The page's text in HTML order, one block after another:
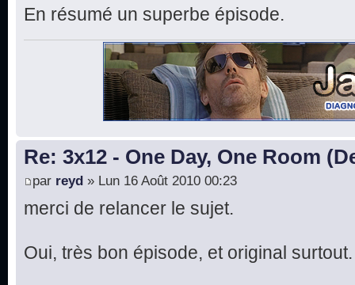
En résumé un superbe épisode.
Re: 3x12 - One Day, One Room
par reyd » Lun 16 Août 2010 00:23
merci de relancer le sujet.
Oui, très bon épisode, et original surtout.